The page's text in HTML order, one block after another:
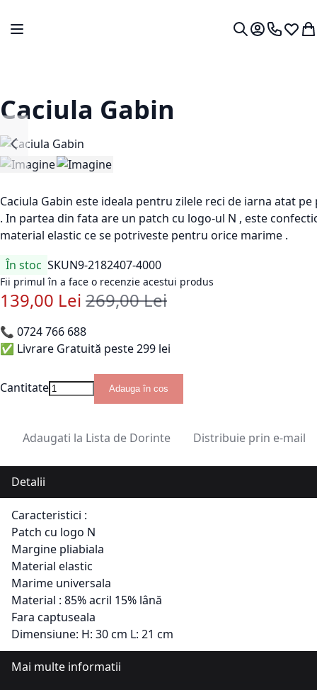
Comutare în navigare
Contul meu.
0724 766
Lista
Caciula Gabin
Caciula Gabin este ideala pentru zilele reci de iarna atat
. In partea din fata are un patch cu logo-ul N , este
material elastic ce se potriveste pentru orice marime .
În stoc SKUN9-2182407-4000
Fii primul în a face o recenzie acestui produs
Pret special
139,00 Lei Pret standard
269,00 Lei
📞 0724 766 688
✅ Livrare Gratuită peste 299 lei
Cantitate Adauga în cos
Adaugati la Lista de Dorinte Distribuie prin e-mail
Detalii
Caracteristici :
Patch cu logo N
Margine pliabiala
Material elastic
Marime universala
Material : 85% acril 15% lână
Fara captuseala
Dimensiune: H: 30 cm L: 21 cm
Mai multe informatii